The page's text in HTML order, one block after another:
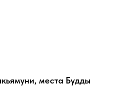
места Будды